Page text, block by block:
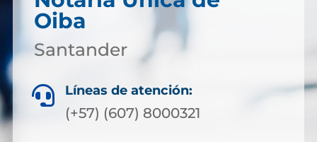
Oiba
Santander
 Líneas de atención:
(+57) (607) 8000321